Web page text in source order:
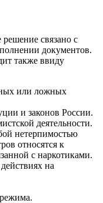
связано с
документов.
также ввиду
или ложных
и законов России.
деятельности.
нетерпимостью
относятся к
с наркотиками.
на